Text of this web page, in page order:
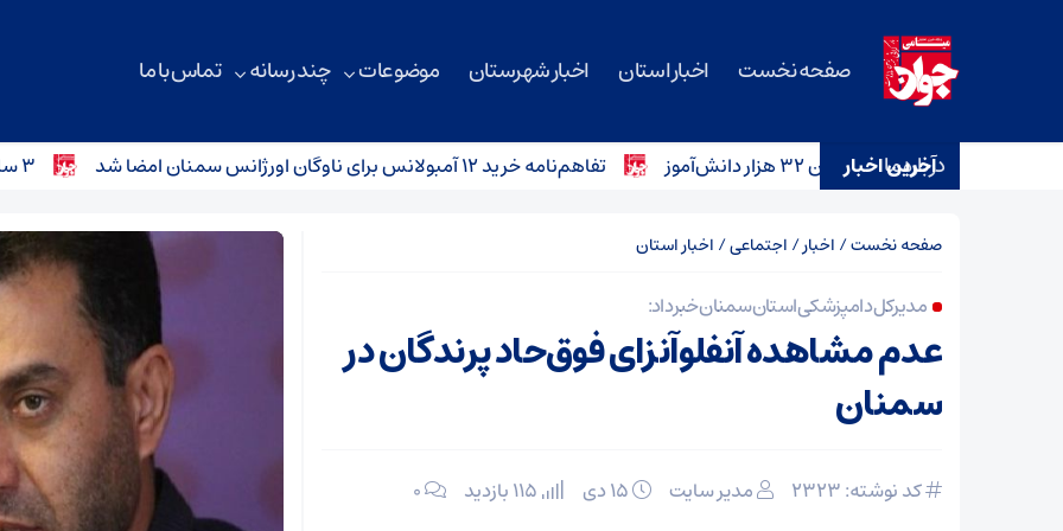
صفحه نخست اخبار استان اخبار شهرستان موضوعات چند رسانه تماس با ما
درباره ما
آخرین اخبار تفاهم‌نامه خرید ۱۲ آمبولانس برای ناوگان اورژانس سمنان امضا شد ۳ سانحه رانندگی در محورهای استان سمنان؛ کودک ۴ ساله جان باخت
صفحه نخست/ اخبار/ اجتماعی/ اخبار استان
مدیرکل دامپزشکی استان سمنان خبر داد:
عدم مشاهده آنفلوآنزای فوق‌حاد پرندگان در
سمنان
کد نوشته: 2323 مدیر سایت ۰